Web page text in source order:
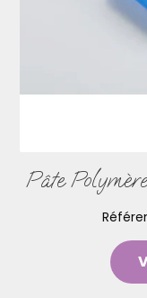
Pâte